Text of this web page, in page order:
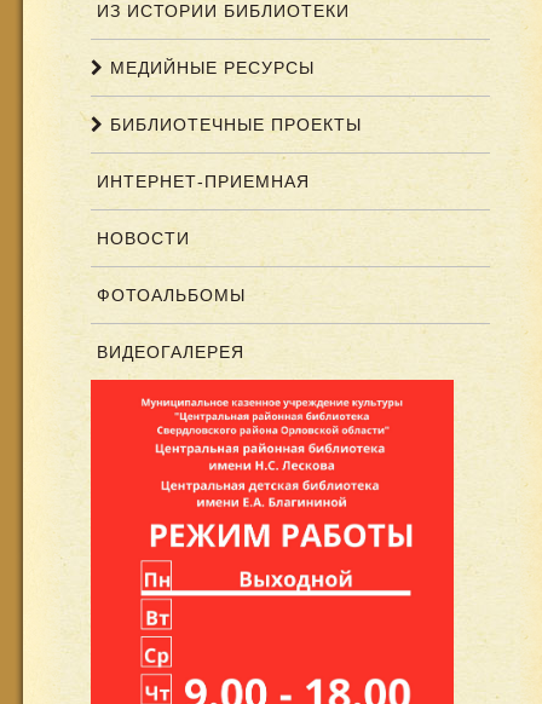
ИЗ ИСТОРИИ БИБЛИОТЕКИ
МЕДИЙНЫЕ РЕСУРСЫ
БИБЛИОТЕЧНЫЕ ПРОЕКТЫ
ИНТЕРНЕТ-ПРИЕМНАЯ
НОВОСТИ
ФОТОАЛЬБОМЫ
ВИДЕОГАЛЕРЕЯ